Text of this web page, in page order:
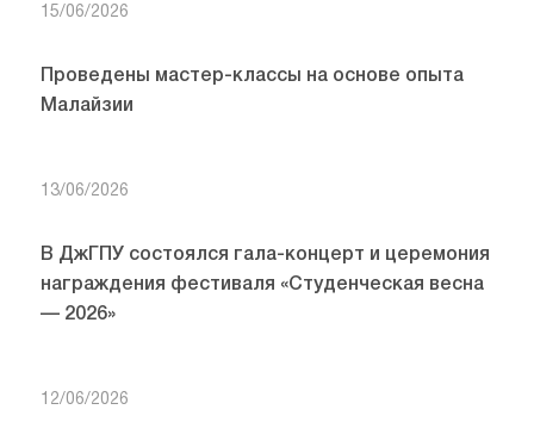
15/06/2026
Проведены мастер-классы на основе опыта
Малайзии
13/06/2026
В ДжГПУ состоялся гала-концерт и церемония
награждения фестиваля «Студенческая весна
— 2026»
12/06/2026